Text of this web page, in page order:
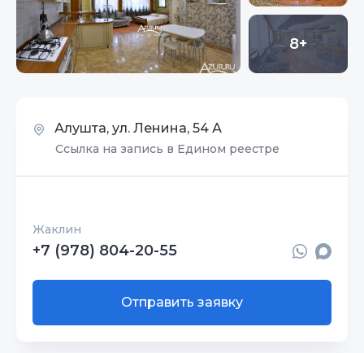
8+
Алушта, ул. Ленина, 54 А
Ссылка на запись в Едином реестре
Жаклин
+7 (978) 804-20-55
Отправить заявку